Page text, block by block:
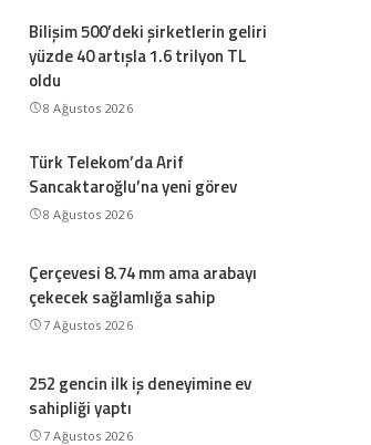
Bilişim 500’deki şirketlerin geliri
yüzde 40 artışla 1.6 trilyon TL
oldu
8 Ağustos 2026
Türk Telekom’da Arif
Sancaktaroğlu’na yeni görev
8 Ağustos 2026
Çerçevesi 8.74 mm ama arabayı
çekecek sağlamlığa sahip
7 Ağustos 2026
252 gencin ilk iş deneyimine ev
sahipliği yaptı
7 Ağustos 2026